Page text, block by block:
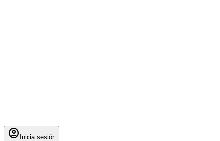
account_circle Inicia sesión